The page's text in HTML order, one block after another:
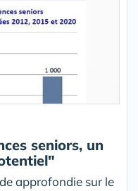
seniors, un
approfondie sur le